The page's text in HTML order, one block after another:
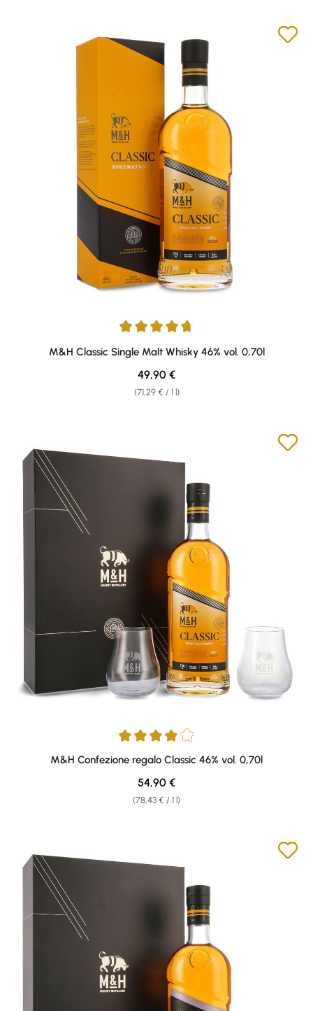
Average rating of 4.7 out of 5 stars
M&H Classic Single Malt Whisky 46% vol. 0,70l
(71,29 € / 1 l)
Regular price:
49,90 €
Average rating of 4 out of 5 stars
M&H Confezione regalo Classic 46% vol. 0,70l
(78,43 € / 1 l)
Regular price:
54,90 €